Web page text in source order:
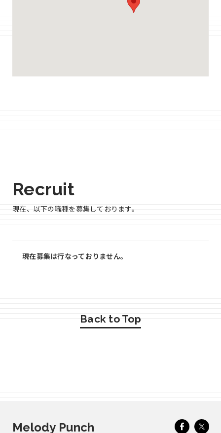
Recruit
現在、以下の職種を募集しております。
現在募集は行なっておりません。
Back to Top
Melody Punch